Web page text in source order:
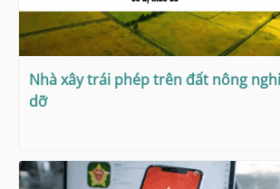
Nhà xây trái phép trên đất nông
dỡ